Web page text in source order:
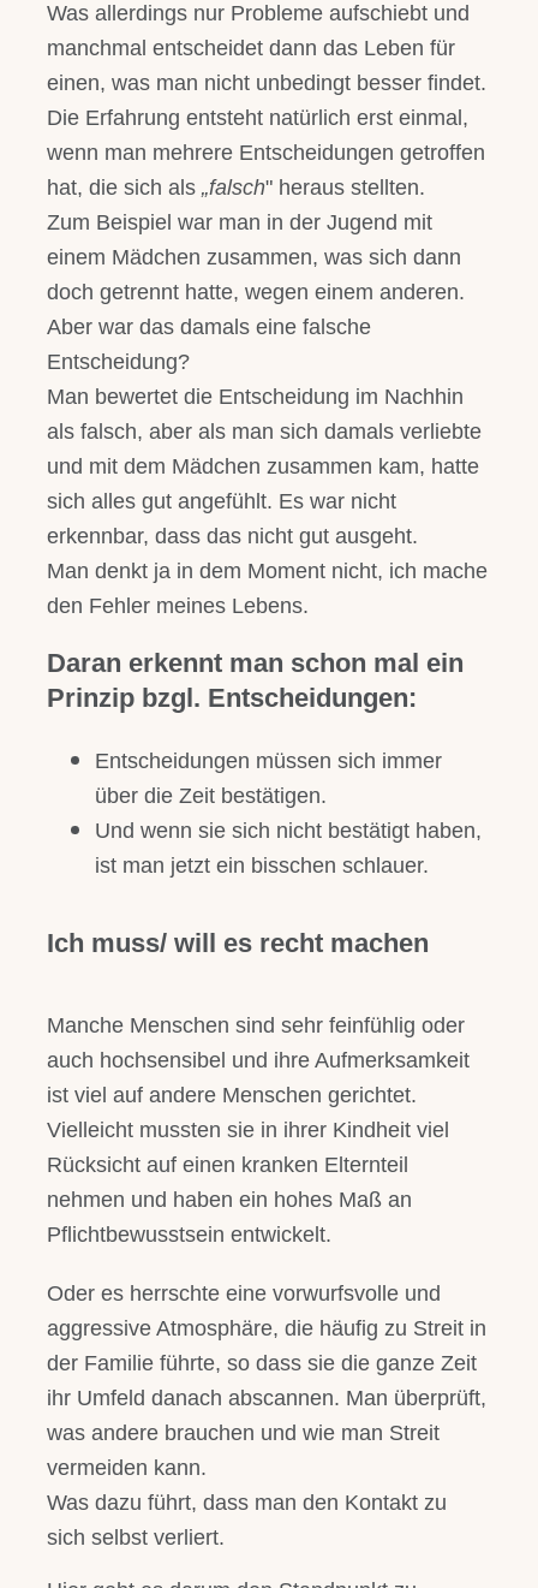
Was allerdings nur Probleme aufschiebt und
manchmal entscheidet dann das Leben für
einen, was man nicht unbedingt besser findet.
Die Erfahrung entsteht natürlich erst einmal,
wenn man mehrere Entscheidungen getroffen
hat, die sich als„falsch" heraus stellten.
Zum Beispiel war man in der Jugend mit
einem Mädchen zusammen, was sich dann
doch getrennt hatte, wegen einem anderen.
Aber war das damals eine falsche
Entscheidung?
Man bewertet die Entscheidung im Nachhin
als falsch, aber als man sich damals verliebte
und mit dem Mädchen zusammen kam, hatte
sich alles gut angefühlt. Es war nicht
erkennbar, dass das nicht gut ausgeht.
Man denkt ja in dem Moment nicht, ich mache
den Fehler meines Lebens.
Daran erkennt man schon mal ein
Prinzip bzgl. Entscheidungen:
Entscheidungen müssen sich immer
über die Zeit bestätigen.
Und wenn sie sich nicht bestätigt haben,
ist man jetzt ein bisschen schlauer.
Ich muss/ will es recht machen
Manche Menschen sind sehr feinfühlig oder
auch hochsensibel und ihre Aufmerksamkeit
ist viel auf andere Menschen gerichtet.
Vielleicht mussten sie in ihrer Kindheit viel
Rücksicht auf einen kranken Elternteil
nehmen und haben ein hohes Maß an
Pflichtbewusstsein entwickelt.
Oder es herrschte eine vorwurfsvolle und
aggressive Atmosphäre, die häufig zu Streit in
der Familie führte, so dass sie die ganze Zeit
ihr Umfeld danach abscannen. Man überprüft,
was andere brauchen und wie man Streit
vermeiden kann.
Was dazu führt, dass man den Kontakt zu
sich selbst verliert.